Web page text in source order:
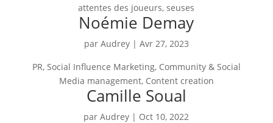
attentes des joueurs, seuses
Noémie Demay
par Audrey| Avr 27, 2023
PR, Social Influence Marketing, Community & Social
Media management, Content creation
Camille Soual
parAudrey | Oct 10, 2022